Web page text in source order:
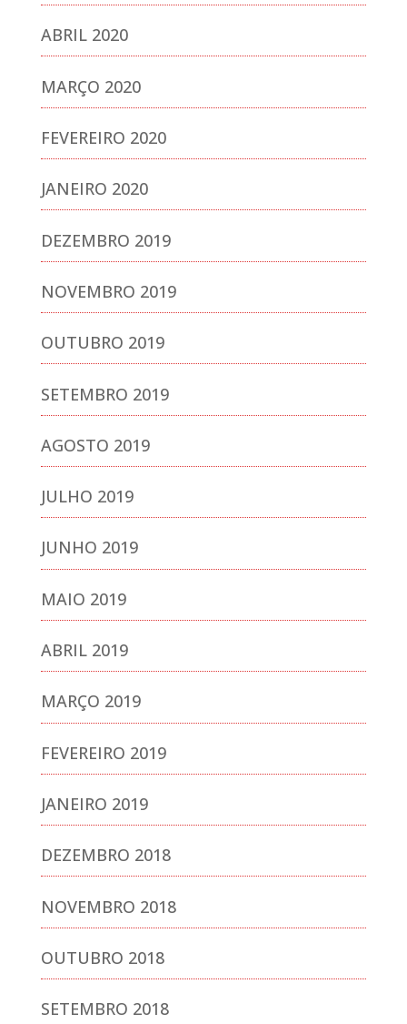
ABRIL 2020
MARÇO 2020
FEVEREIRO 2020
JANEIRO 2020
DEZEMBRO 2019
NOVEMBRO 2019
OUTUBRO 2019
SETEMBRO 2019
AGOSTO 2019
JULHO 2019
JUNHO 2019
MAIO 2019
ABRIL 2019
MARÇO 2019
FEVEREIRO 2019
JANEIRO 2019
DEZEMBRO 2018
NOVEMBRO 2018
OUTUBRO 2018
SETEMBRO 2018